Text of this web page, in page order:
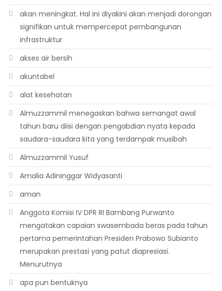
akan meningkat. Hal ini diyakini akan menjadi dorongan
signifikan untuk mempercepat pembangunan
infrastruktur
akses air bersih
akuntabel
alat kesehatan
Almuzzammil menegaskan bahwa semangat awal
tahun baru diisi dengan pengabdian nyata kepada
saudara-saudara kita yang terdampak musibah
Almuzzammil Yusuf
Amalia Adininggar Widyasanti
aman
Anggota Komisi IV DPR RI Bambang Purwanto
mengatakan capaian swasembada beras pada tahun
pertama pemerintahan Presiden Prabowo Subianto
merupakan prestasi yang patut diapresiasi.
Menurutnya
apa pun bentuknya